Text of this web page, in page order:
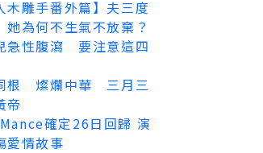
木雕手番外篇】夫三度
為何不生氣不放棄？
急性腹瀉 要注意這四
根 燦爛中華 三月三
帝
確定26日回歸 演
愛情故事